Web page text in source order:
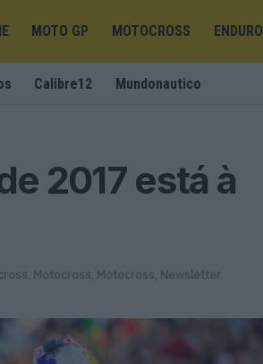
MOTO GP MOTOCROSS ENDURO
Calibre12 Mundonautico
2017 está à
Motocross Motocross Newsletter